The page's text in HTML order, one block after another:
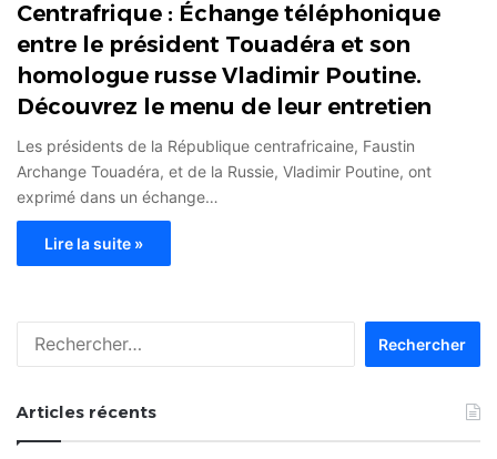
Centrafrique : Échange téléphonique
entre le président Touadéra et son
homologue russe Vladimir Poutine.
Découvrez le menu de leur entretien
Les présidents de la République centrafricaine, Faustin
Archange Touadéra, et de la Russie, Vladimir Poutine, ont
exprimé dans un échange…
Lire la suite »
Articles récents